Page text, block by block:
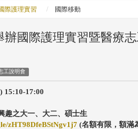
際護理實習 國際移動
辦國際護理實習暨醫療
工說明會
15:10-17:00
趣之大一、大二、碩士生
zHT98DfeBStNgv1j7 (名額有限，額滿